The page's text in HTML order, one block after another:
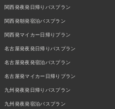
関西発夜発日帰りバスプラン
関西発朝発宿泊バスプラン
関西発マイカー日帰りプラン
名古屋発夜発日帰りバスプラン
名古屋発夜発宿泊バスプラン
名古屋発マイカー日帰りプラン
九州発夜発日帰りバスプラン
九州発夜発宿泊バスプラン